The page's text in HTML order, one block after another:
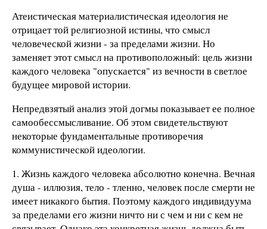
Атеистическая материалистическая идеология не
отрицает той религиозной истины, что смысл
человеческой жизни - за пределами жизни. Но
заменяет этот смысл на противоположный: цель жизни
каждого человека "опускается" из вечности в светлое
будущее мировой истории.
Непредвзятый анализ этой догмы показывает ее полное
самообессмысливание. Об этом свидетельствуют
некоторые фундаментальные противоречия
коммунистической идеологии.
1. Жизнь каждого человека абсолютно конечна. Вечная
душа - иллюзия, тело - тленно, человек после смерти не
имеет никакого бытия. Поэтому каждого индивидуума
за пределами его жизни ничто ни с чем и ни с кем не